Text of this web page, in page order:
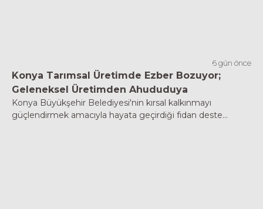
6 gün önce
Konya Tarımsal Üretimde Ezber Bozuyor;
Geleneksel Üretimden Ahududuya
Konya Büyükşehir Belediyesi'nin kırsal kalkınmayı
güçlendirmek amacıyla hayata geçirdiği fidan deste...